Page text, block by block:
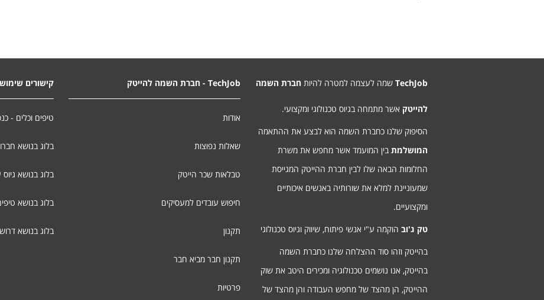
TechJob שמה לעצמה למטרה להיות חברת השמה
להייטק אשר מתמחה בגיוס טכנולוגי ומקצועי.
הסיפוק שלנו כחברת השמה הוא לבצע את ההתאמה
המושלמת בין המועמד אשר מחפש את משרת
החלומות הבאה שלו לבין חברת ההייטק המגייסת
שמעוניינת למלא את שורותיה באנשים איכותיים
ומקצועיים.
טק ג'וב הוקמה ע"י אנשי פיתוח, שיווק וגיוס טכנולוגי
בהייטק וזהו סוד ההצלחה שלנו כחברת השמה
בהייטק, אנו נושמים טכנולוגיה ומכירים היטב את שוק
ההייטק, הן מהצד של מחפש העבודה והן מהצד של
TechJob - חברת השמה להייטק
אודות
שאלות נפוצות
טבלאות שכר הייטק
חיפוש עובדים למעסיקים
תקנון
תקנון חבר מביא חבר
פרטיות
קישורים
טיפים וכלים -
בלוג בנושא
בלוג בנושא
בלוג בנושא
בלוג בנושא